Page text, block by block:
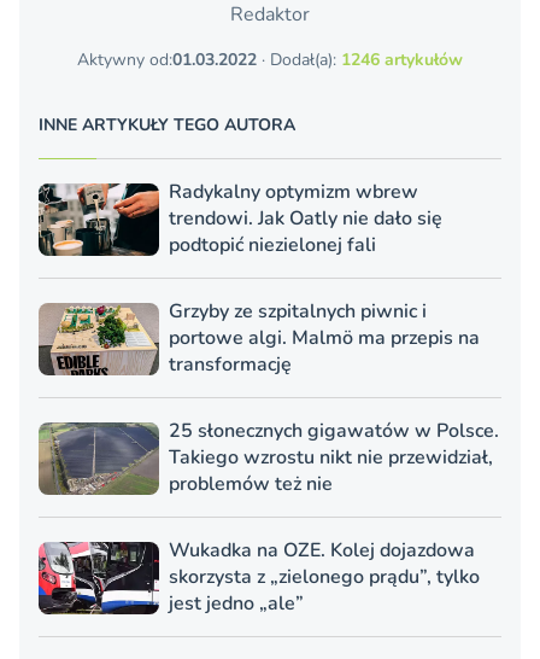
Redaktor
Aktywny od:01.03.2022 · Dodał(a): 1246 artykułów
INNE ARTYKUŁY TEGO AUTORA
Radykalny optymizm wbrew
trendowi. Jak Oatly nie dało się
podtopić niezielonej fali
Grzyby ze szpitalnych piwnic i
portowe algi. Malmö ma przepis na
transformację
25 słonecznych gigawatów w Polsce.
Takiego wzrostu nikt nie przewidział,
problemów też nie
Wukadka na OZE. Kolej dojazdowa
skorzysta z „zielonego prądu”, tylko
jest jedno „ale”